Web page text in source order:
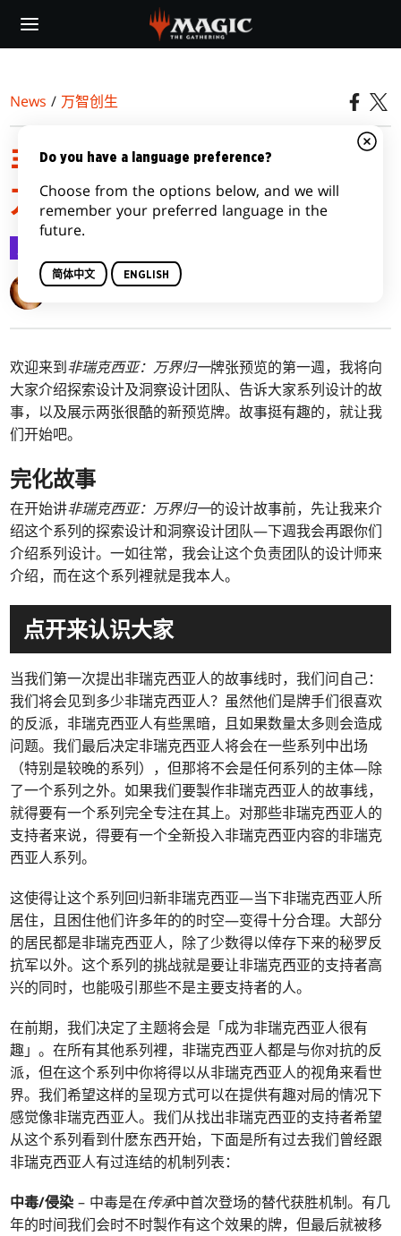
main
News / 万智创生
非瑞克西亚：万界归一
方，第一部
Mark Rosewater
欢迎来到非瑞克西亚：万界归一牌张预览的第一週，我将向
大家介绍探索设计及洞察设计团队、告诉大家系列设计的故
事，以及展示两张很酷的新预览牌。故事挺有趣的，就让我
们开始吧。
完化故事
在开始讲非瑞克西亚：万界归一的设计故事前，先让我来介
绍这个系列的探索设计和洞察设计团队—下週我会再跟你们
介绍系列设计。一如往常，我会让这个负责团队的设计师来
介绍，而在这个系列裡就是我本人。
点开来认识大家
当我们第一次提出非瑞克西亚人的故事线时，我们问自己：
我们将会见到多少非瑞克西亚人？虽然他们是牌手们很喜欢
的反派，非瑞克西亚人有些黑暗，且如果数量太多则会造成
问题。我们最后决定非瑞克西亚人将会在一些系列中出场
（特别是较晚的系列），但那将不会是任何系列的主体—除
了一个系列之外。如果我们要製作非瑞克西亚人的故事线，
就得要有一个系列完全专注在其上。对那些非瑞克西亚人的
支持者来说，得要有一个全新投入非瑞克西亚内容的非瑞克
西亚人系列。
这使得让这个系列回归新非瑞克西亚—当下非瑞克西亚人所
居住，且困住他们许多年的的时空—变得十分合理。大部分
的居民都是非瑞克西亚人，除了少数得以倖存下来的秘罗反
抗军以外。这个系列的挑战就是要让非瑞克西亚的支持者高
兴的同时，也能吸引那些不是主要支持者的人。
在前期，我们决定了主题将会是「成为非瑞克西亚人很有
趣」。在所有其他系列裡，非瑞克西亚人都是与你对抗的反
派，但在这个系列中你将得以从非瑞克西亚人的视角来看世
界。我们希望这样的呈现方式可以在提供有趣对局的情况下
感觉像非瑞克西亚人。我们从找出非瑞克西亚的支持者希望
从这个系列看到什麽东西开始，下面是所有过去我们曾经跟
非瑞克西亚人有过连结的机制列表：
中毒/侵染 – 中毒是在传承中首次登场的替代获胜机制。有几
年的时间我们会时不时製作有这个效果的牌，但最后就被移
Do you have a language preference?
Choose from the options below, and we will
remember your preferred language in the
future.
简体中文 ENGLISH